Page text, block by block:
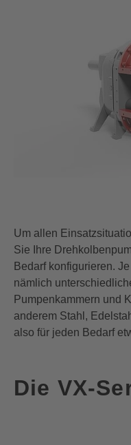
Um allen
Sie Ihre
Bedarf konfigurieren. J
nämlich
Pumpenkammern und
anderem Stahl,
also für jeden Bedarf
Die VX-